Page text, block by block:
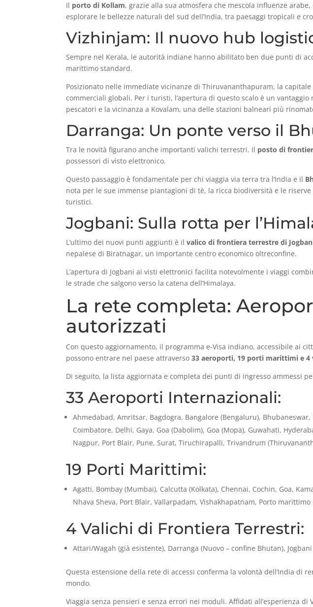
Il porto di Kollam, grazie alla sua atmosfera che mescola influenze
esplorare le bellezze naturali del sud dell’India, tra paesaggi tropicali e
Vizhinjam: Il nuovo hub
Sempre nel Kerala, le autorità indiane hanno abilitato ben due punti di
marittimo standard.
Posizionato nelle immediate vicinanze di Thiruvananthapuram, la
commerciali globali. Per i turisti, l’apertura di questo scalo è un
pescatori e la vicinanza a Kovalam, una delle stazioni balneari più
Darranga: Un ponte verso il
Tra le novità figurano anche importanti valichi terrestri. Il posto di
possessori di visto elettronico.
Questo passaggio è fondamentale per chi viaggia via terra tra l’India e il
nota per le sue immense piantagioni di tè, la ricca biodiversità e le
turistici.
Jogbani: Sulla rotta per
L’ultimo dei nuovi punti aggiunti è ilvalico di frontiera terrestre di
nepalese di Biratnagar, un importante centro economico oltreconfine.
L’apertura di Jogbani ai visti elettronici facilita notevolmente i viaggi
le strade che salgono verso la catena dell’Himalaya.
La rete completa:
autorizzati
Con questo aggiornamento, il programma e-Visa indiano, accessibile ai
possono entrare nel paese attraverso33 aeroporti, 19 porti marittimi e
Di seguito, la lista aggiornata e completa dei punti di ingresso ammessi
33 Aeroporti Internazionali:
Ahmedabad, Amritsar, Bagdogra, Bangalore (Bengaluru),
Coimbatore, Delhi, Gaya, Goa (Dabolim), Goa (Mopa), Guwahati,
Nagpur, Port Blair, Pune, Surat, Tiruchirapalli, Trivandrum
19 Porti Marittimi:
Agatti, Bombay (Mumbai), Calcutta (Kolkata), Chennai, Cochin, Goa,
Nhava Sheva, Port Blair, Vallarpadam, Vishakhapatnam, Porto
4 Valichi di Frontiera Terrestri:
Attari/Wagah (già esistente), Darranga (Nuovo – confine Bhutan),
Questa estensione della rete di accessi conferma la volontà dell’India di
mondo.
Viaggia senza pensieri e senza errori nei moduli. Affidati all’esperienza